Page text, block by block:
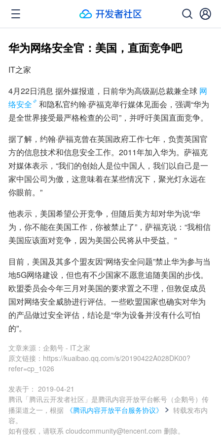
华为网络安全官：美国，直面竞争吧
IT之家
4月22日消息 据外媒报道，日前华为高级副总裁兼全球 网
络安全
和隐私官约翰·萨福克举行媒体见面会，强调“华为
是全世界接受最严格检查的公司”，并呼吁美国直面竞争。
据了解，约翰·萨福克曾在英国政府工作七年，负责英国官
方的信息技术和信息安全工作。2011年加入华为。萨福克
对媒体表示，“我们的创始人是位中国人，我们以自己是一
家中国公司为傲，这意味着在某些情况下，聚光灯永远在
你眼前。”
他表示，美国希望公开竞争，但随后美方却对华为说“华
为，你不能在美国工作，你被禁止了”，萨福克说：“我相信
美国应该面对竞争，因为美国公民将从中受益。”
目前，美国及其多个盟友因“网络安全问题”禁止华为参与当
地5G网络建设，但也有不少国家不愿意追随美国的步伐。
欧盟委员会今年三月对美国的要求置之不理，但敦促成员
国对网络安全威胁进行评估。一些欧盟国家也确实对华为
的产品做过安全评估，结论是“华为设备并没有什么可怕
的”。
文章来源： 企鹅号 - IT之家
原文链接： https://kuaibao.qq.com/s/20190422A028DK00?
refer=cp_1026
发表于： 2019-04-21
腾讯「腾讯云开发者社区」是腾讯内容开放平台帐号（企鹅号）传
播渠道之一，根据
《腾讯内容开放平台服务协议》
转载发布内
容。
如有侵权，请联系 cloudcommunity@tencent.com 删除。